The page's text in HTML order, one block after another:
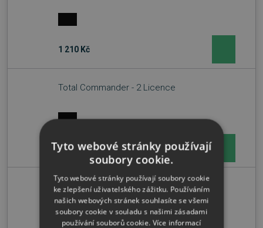
1 210 Kč
Total Commander - 2 Licence
1 815 Kč
Total Commander - 3 Licence
Tyto webové stránky používají
soubory cookie.
Tyto webové stránky používají soubory cookie
ke zlepšení uživatelského zážitku. Používáním
našich webových stránek souhlasíte se všemi
soubory cookie v souladu s našimi zásadami
používání souborů cookie. Více informací